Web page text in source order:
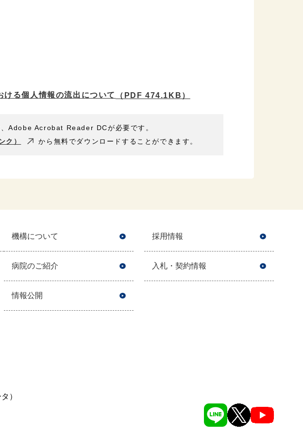
る個人情報の流出について （PDF 474.1KB）
Adobe Acrobat Reader DCが必要です。
ク）
から無料でダウンロードすることができます。
機構について
病院のご紹介
情報公開
採用情報
入札・契約情報
）